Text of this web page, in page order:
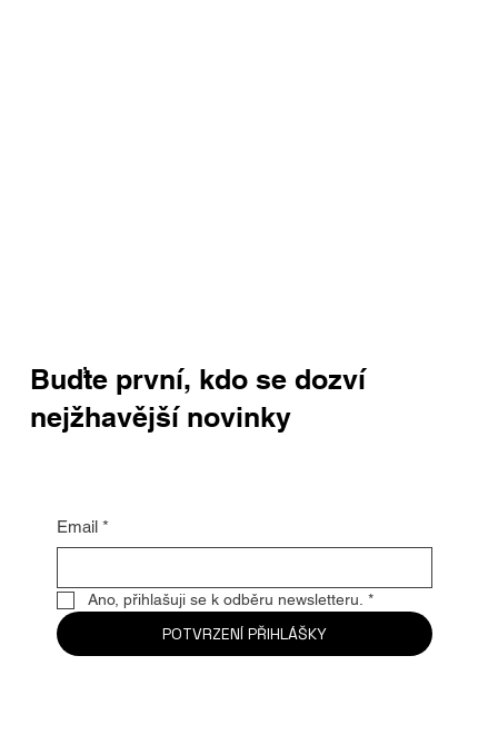
Buďte první, kdo se dozví
nejžhavější novinky
Email *
Ano, přihlašuji se k odběru newsletteru. *
POTVRZENÍ PŘIHLÁŠKY